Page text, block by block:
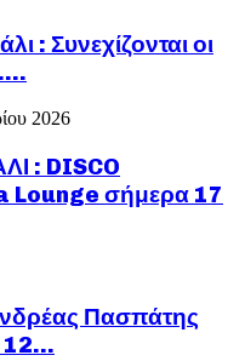
: Συνεχίζονται οι
….
2026
: DISCO
Lounge σήμερα 17
Πασπάτης